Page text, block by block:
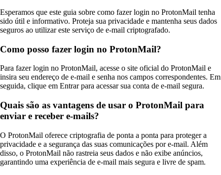
Esperamos que este guia sobre como fazer login no ProtonMail tenha
sido útil e informativo. Proteja sua privacidade e mantenha seus dados
seguros ao utilizar este serviço de e-mail criptografado.
Como posso fazer login no ProtonMail?
Para fazer login no ProtonMail, acesse o site oficial do ProtonMail e
insira seu endereço de e-mail e senha nos campos correspondentes. Em
seguida, clique em Entrar para acessar sua conta de e-mail segura.
Quais são as vantagens de usar o ProtonMail para
enviar e receber e-mails?
O ProtonMail oferece criptografia de ponta a ponta para proteger a
privacidade e a segurança das suas comunicações por e-mail. Além
disso, o ProtonMail não rastreia seus dados e não exibe anúncios,
garantindo uma experiência de e-mail mais segura e livre de spam.